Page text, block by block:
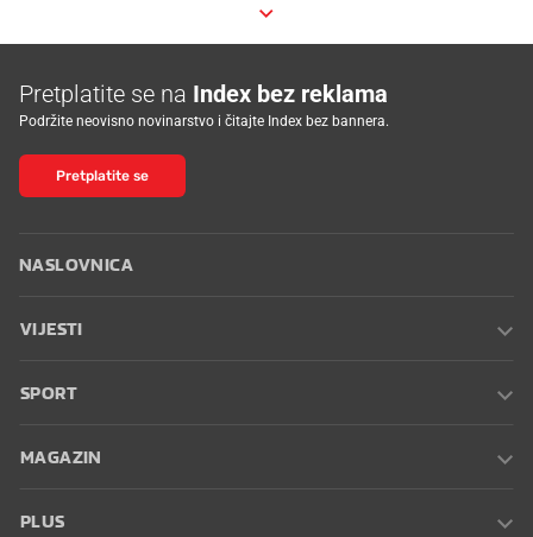
Pretplatite se na Index bez reklama
Podržite neovisno novinarstvo i čitajte Index bez bannera.
Pretplatite se
NASLOVNICA
VIJESTI
SPORT
MAGAZIN
PLUS